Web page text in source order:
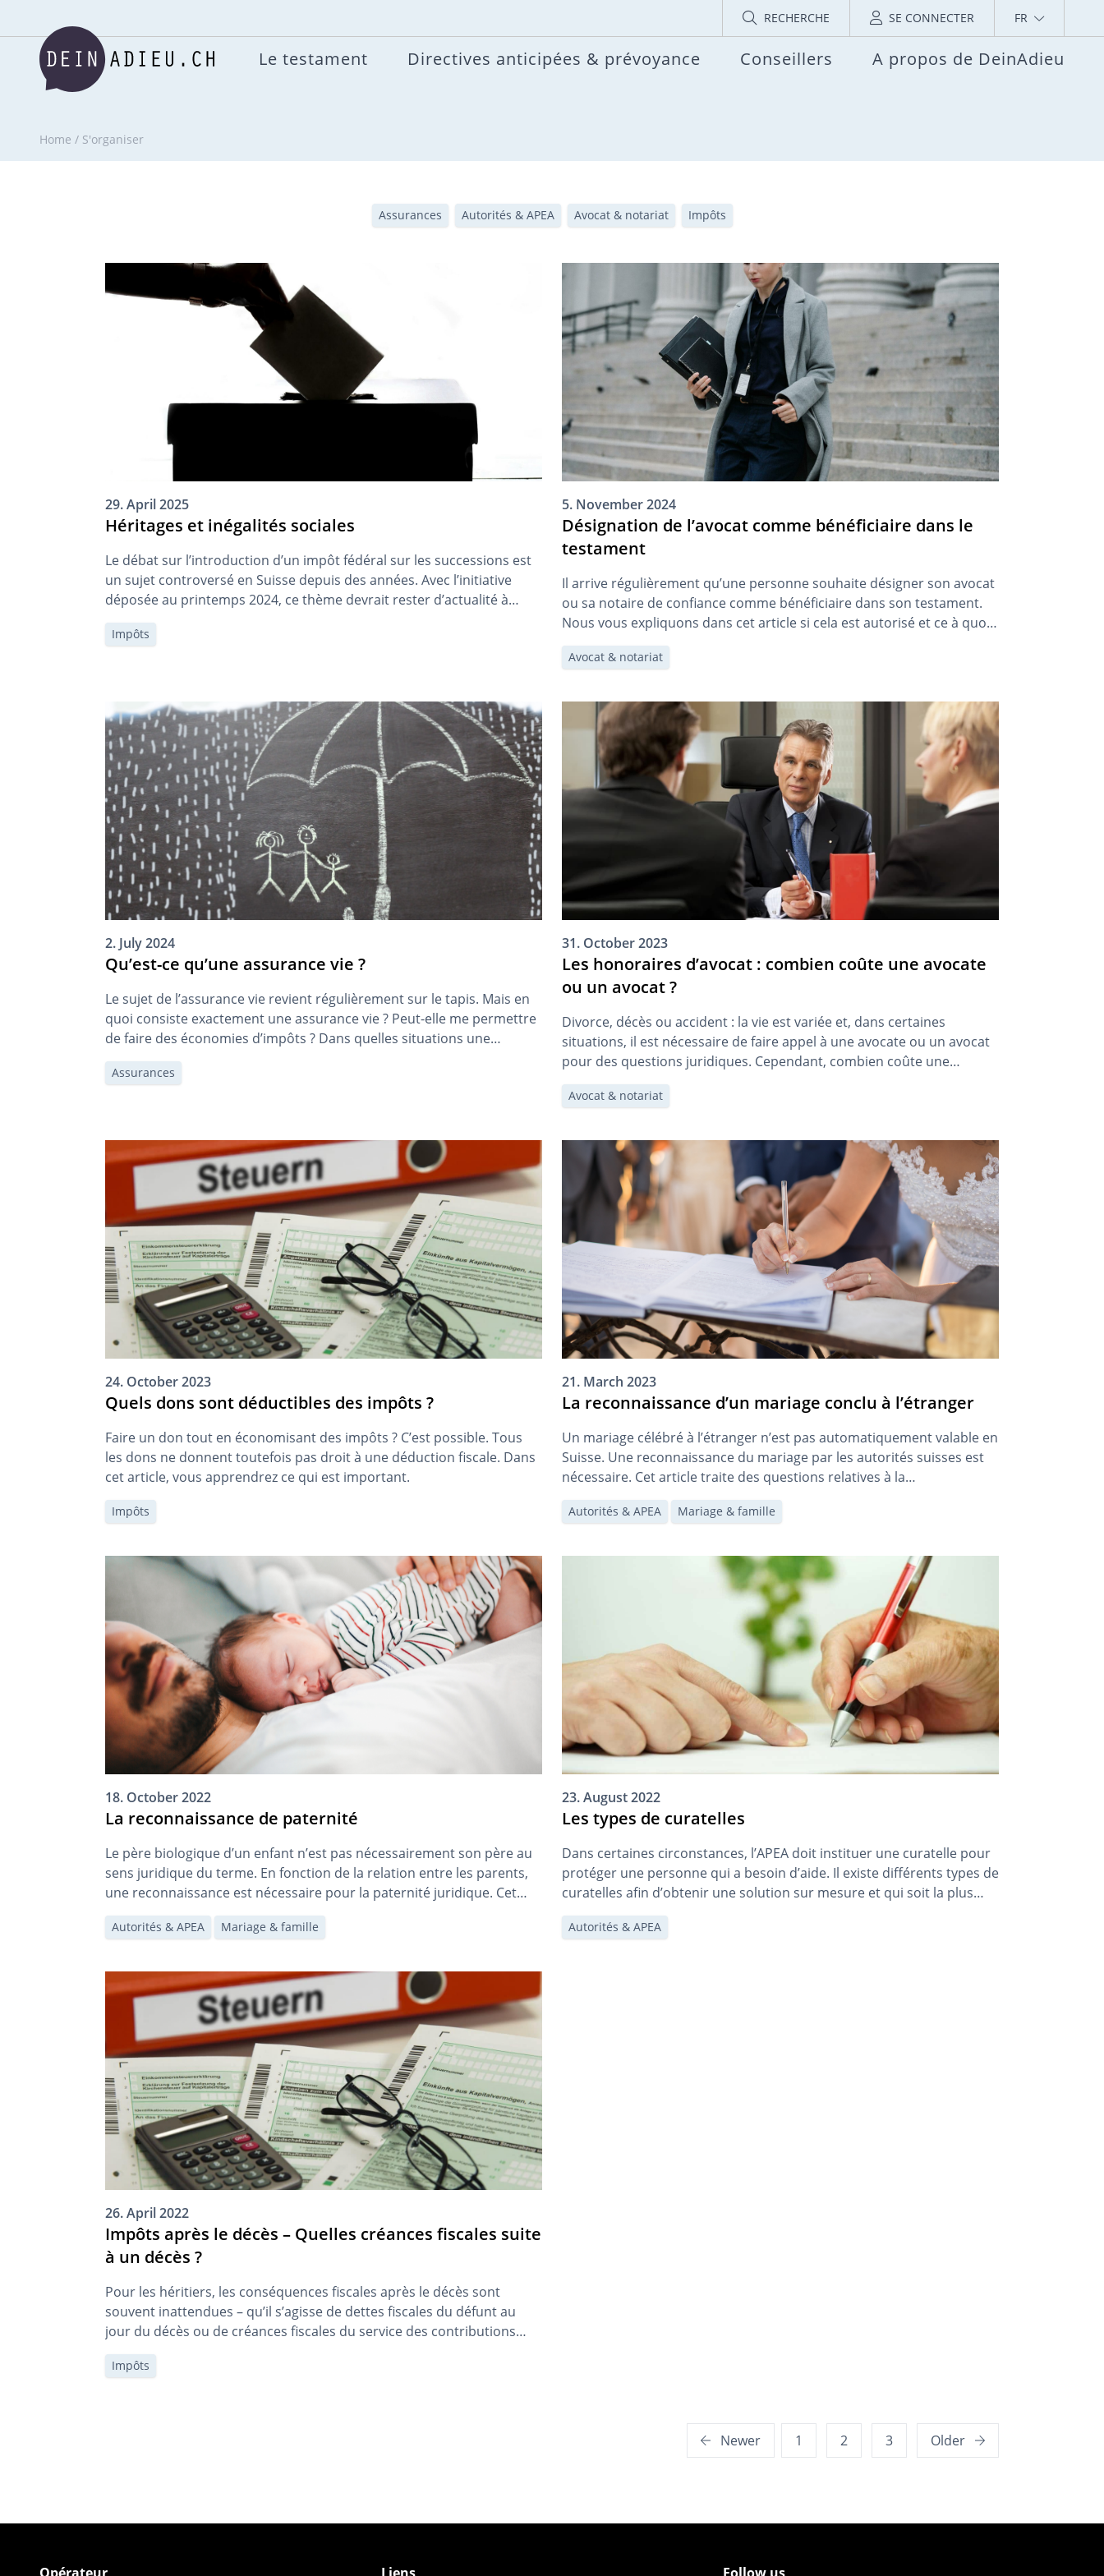
RECHERCHE SE CONNECTER FR
Le testament Directives anticipées & prévoyance Conseillers A propos de DeinAdieu
Home / S'organiser
Assurances Autorités & APEA Avocat & notariat Impôts
29. April 2025
Héritages et inégalités sociales
Le débat sur l’introduction d’un impôt fédéral sur les successions est
un sujet controversé en Suisse depuis des années. Avec l’initiative
déposée au printemps 2024, ce thème devrait rester d’actualité à
l’avenir. Une question centrale est de savoir si et comment les
héritages, en tant que « fortune imméritée », contribuent aux
Impôts
5. November 2024
Désignation de l’avocat comme bénéficiaire dans le
testament
Il arrive régulièrement qu’une personne souhaite désigner son avocat
ou sa notaire de confiance comme bénéficiaire dans son testament.
Nous vous expliquons dans cet article si cela est autorisé et ce à quoi
il faut éventuellement prêter attention.
Avocat & notariat
2. July 2024
Qu’est-ce qu’une assurance vie ?
Le sujet de l’assurance vie revient régulièrement sur le tapis. Mais en
quoi consiste exactement une assurance vie ? Peut-elle me permettre
de faire des économies d’impôts ? Dans quelles situations une
assurance vie est-elle judicieuse ?
Assurances
31. October 2023
Les honoraires d’avocat : combien coûte une avocate
ou un avocat ?
Divorce, décès ou accident : la vie est variée et, dans certaines
situations, il est nécessaire de faire appel à une avocate ou un avocat
pour des questions juridiques. Cependant, combien coûte une
représentation juridique et comment les honoraires sont-ils calculés ?
Vous trouverez un bref aperçu dans l’article qui suit.
Avocat & notariat
24. October 2023
Quels dons sont déductibles des impôts ?
Faire un don tout en économisant des impôts ? C’est possible. Tous
les dons ne donnent toutefois pas droit à une déduction fiscale. Dans
cet article, vous apprendrez ce qui est important.
Impôts
21. March 2023
La reconnaissance d’un mariage conclu à l’étranger
Un mariage célébré à l’étranger n’est pas automatiquement valable en
Suisse. Une reconnaissance du mariage par les autorités suisses est
nécessaire. Cet article traite des questions relatives à la
reconnaissance d’un mariage conclu à l’étranger.
Autorités & APEA Mariage & famille
18. October 2022
La reconnaissance de paternité
Le père biologique d’un enfant n’est pas nécessairement son père au
sens juridique du terme. En fonction de la relation entre les parents,
une reconnaissance est nécessaire pour la paternité juridique. Cet
article montre quand une reconnaissance de paternité est nécessaire
et comment elle s’effectue.
Autorités & APEA Mariage & famille
23. August 2022
Les types de curatelles
Dans certaines circonstances, l’APEA doit instituer une curatelle pour
protéger une personne qui a besoin d’aide. Il existe différents types de
curatelles afin d’obtenir une solution sur mesure et qui soit la plus
appropriée dans chaque cas.
Autorités & APEA
26. April 2022
Impôts après le décès – Quelles créances fiscales suite
à un décès ?
Pour les héritiers, les conséquences fiscales après le décès sont
souvent inattendues – qu’il s’agisse de dettes fiscales du défunt au
jour du décès ou de créances fiscales du service des contributions
envers les héritiers. Une clarification préalable de la situation
financière peut être judicieuse.
Impôts
Newer 1 2 3 Older